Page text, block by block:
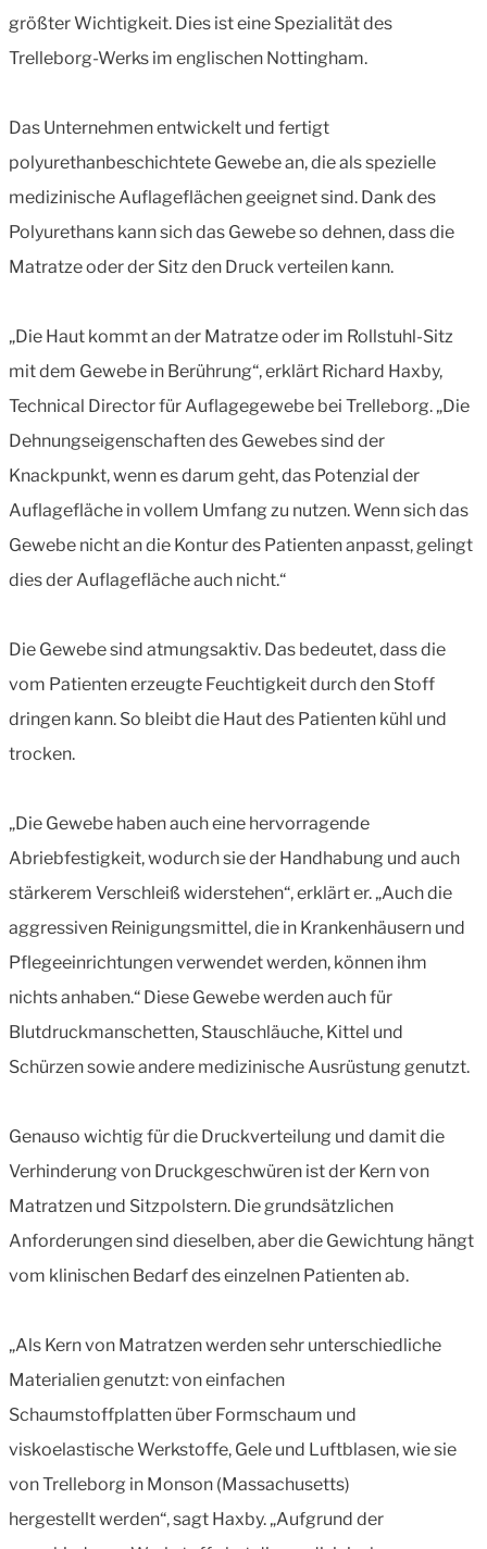
größter Wichtigkeit. Dies ist eine Spezialität des
Trelleborg-Werks im englischen Nottingham.
Das Unternehmen entwickelt und fertigt
polyurethanbeschichtete Gewebe an, die als spezielle
medizinische Auflageflächen geeignet sind. Dank des
Polyurethans kann sich das Gewebe so dehnen, dass die
Matratze oder der Sitz den Druck verteilen kann.
„Die Haut kommt an der Matratze oder im Rollstuhl-Sitz
mit dem Gewebe in Berührung“, erklärt Richard Haxby,
Technical Director für Auflagegewebe bei Trelleborg. „Die
Dehnungseigenschaften des Gewebes sind der
Knackpunkt, wenn es darum geht, das Potenzial der
Auflagefläche in vollem Umfang zu nutzen. Wenn sich das
Gewebe nicht an die Kontur des Patienten anpasst, gelingt
dies der Auflagefläche auch nicht.“
Die Gewebe sind atmungsaktiv. Das bedeutet, dass die
vom Patienten erzeugte Feuchtigkeit durch den Stoff
dringen kann. So bleibt die Haut des Patienten kühl und
trocken.
„Die Gewebe haben auch eine hervorragende
Abriebfestigkeit, wodurch sie der Handhabung und auch
stärkerem Verschleiß widerstehen“, erklärt er. „Auch die
aggressiven Reinigungsmittel, die in Krankenhäusern und
Pflegeeinrichtungen verwendet werden, können ihm
nichts anhaben.“ Diese Gewebe werden auch für
Blutdruckmanschetten, Stauschläuche, Kittel und
Schürzen sowie andere medizinische Ausrüstung genutzt.
Genauso wichtig für die Druckverteilung und damit die
Verhinderung von Druckgeschwüren ist der Kern von
Matratzen und Sitzpolstern. Die grundsätzlichen
Anforderungen sind dieselben, aber die Gewichtung hängt
vom klinischen Bedarf des einzelnen Patienten ab.
„Als Kern von Matratzen werden sehr unterschiedliche
Materialien genutzt: von einfachen
Schaumstoffplatten über Formschaum und
viskoelastische Werkstoffe, Gele und Luftblasen, wie sie
von Trelleborg in Monson (Massachusetts)
hergestellt werden“, sagt Haxby. „Aufgrund der